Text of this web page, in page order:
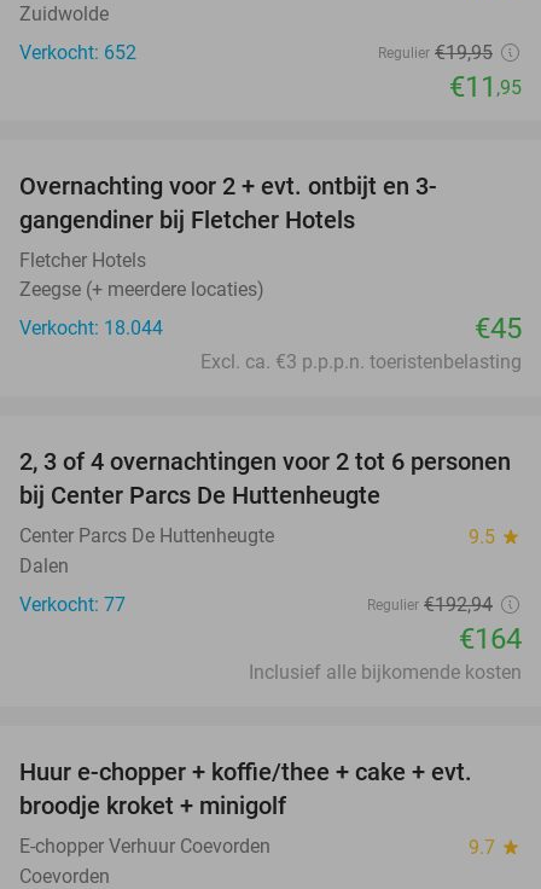
Zuidwolde
Verkocht: 652
Regulier €19,95
€11 ,95
Overnachting voor 2 + evt. ontbijt en 3-
gangendiner bij Fletcher Hotels
Fletcher Hotels
Zeegse (+ meerdere locaties)
Verkocht: 18.044
€45
Excl. ca. €3 p.p.p.n. toeristenbelasting
15%
2, 3 of 4 overnachtingen voor 2 tot 6 personen
bij Center Parcs De Huttenheugte
Center Parcs De Huttenheugte 9.5 star
Dalen
Verkocht: 77
Regulier €192,94
€164
Inclusief alle bijkomende kosten
34%
Huur e-chopper + koffie/thee + cake + evt.
broodje kroket + minigolf
E-chopper Verhuur Coevorden 9.7 star
Coevorden